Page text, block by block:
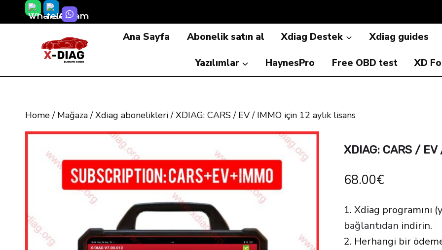
to
Ana Sayfa Abonelik satın al Xdiag Destek Xdiag guides
Yazılımlar HaynesPro Free OBD test XD
Home / Mağaza / Xdiag abonelikleri / XDIAG: CARS / EV / IMMO için 12 aylık lisans
XDIAG: CARS / EV
68.00€
1. Xdiag programını
bağlantıdan indirin.
2. Herhangi bir